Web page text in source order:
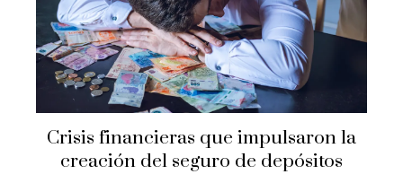
Crisis financieras que impulsaron la
creación del seguro de depósitos